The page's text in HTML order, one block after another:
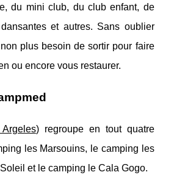
du mini club, du club enfant, de
et autres. Sans oublier
plus besoin de sortir pour faire
ou encore vous restaurer.
) regroupe en tout quatre
les Marsouins, le camping les
et le camping le Cala Gogo.